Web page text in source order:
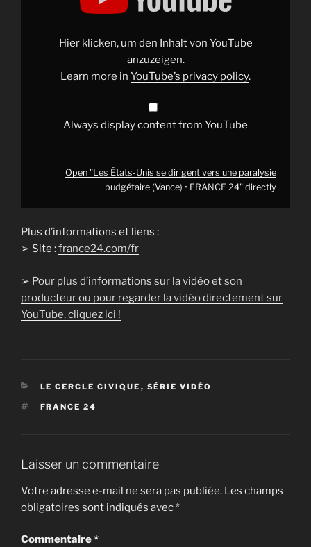
paralysieHier klicken, um den Inhalt von YouTube
anzuzeigen.
Learn more in YouTube’s privacy policy.
Always display content from YouTube
Open "Les États-Unis se dirigent vers une paralysie
budgétaire (Vance) • FRANCE 24" directly
Plus d’informations et liens :
➢ Site :france24.com/fr
➢ Pour plus d’informations sur la vidéo et son
producteur ou pour regarder la vidéo directement sur
YouTube, cliquez ici !
CATÉGORIES
LE CERCLE CIVIQUE , SÉRIE VIDÉO
ÉTIQUETTES
FRANCE 24
Laisser un commentaire
Votre adresse e-mail ne sera pas publiée. Les champs
obligatoires sont indiqués avec*
Commentaire*